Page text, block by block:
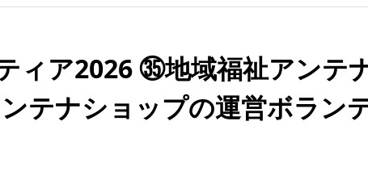
ィア2026 ㉟地域福祉アン
テナショップの運営ボラン